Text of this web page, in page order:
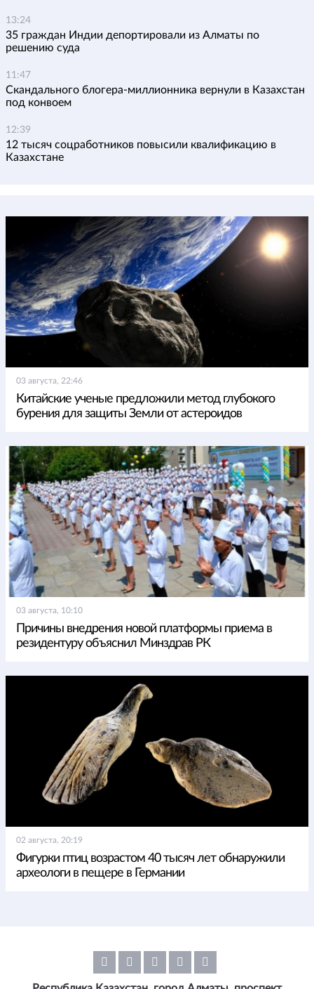
13:24
35 граждан Индии депортировали из Алматы по
решению суда
11:47
Скандального блогера-миллионника вернули в Казахстан
под конвоем
12:39
12 тысяч соцработников повысили квалификацию в
Казахстане
03 августа, 22:46
Китайские ученые предложили метод глубокого
бурения для защиты Земли от астероидов
03 августа, 10:10
Причины внедрения новой платформы приема в
резидентуру объяснил Минздрав РК
02 августа, 20:19
Фигурки птиц возрастом 40 тысяч лет обнаружили
археологи в пещере в Германии